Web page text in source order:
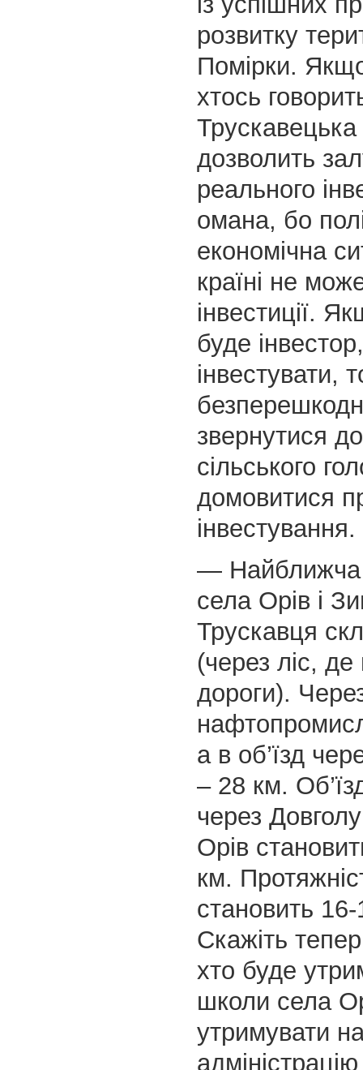
розвитку
Помірки.
хтось
дозволить
реального
омана, бо
економічна
країні не
інвестиції.
буде
інвестувати,
звернутися
сільського
домовитися
інвестування.
— Найближча
села Орів і
Трускавця
(через ліс,
дороги).
а в об’їзд
– 28 км.
через
Орів
км.
становить
Скажіть
хто буде
школи села
утримувати